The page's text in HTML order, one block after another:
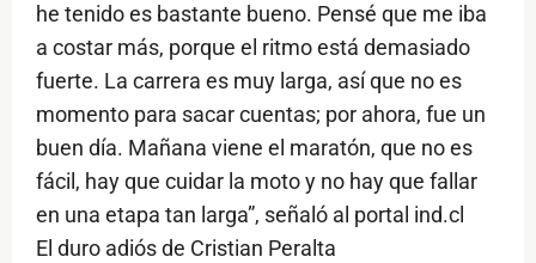
he tenido es bastante bueno. Pensé que me iba
a costar más, porque el ritmo está demasiado
fuerte. La carrera es muy larga, así que no es
momento para sacar cuentas; por ahora, fue un
buen día. Mañana viene el maratón, que no es
fácil, hay que cuidar la moto y no hay que fallar
en una etapa tan larga”, señaló al portal ind.cl
El duro adiós de Cristian Peralta